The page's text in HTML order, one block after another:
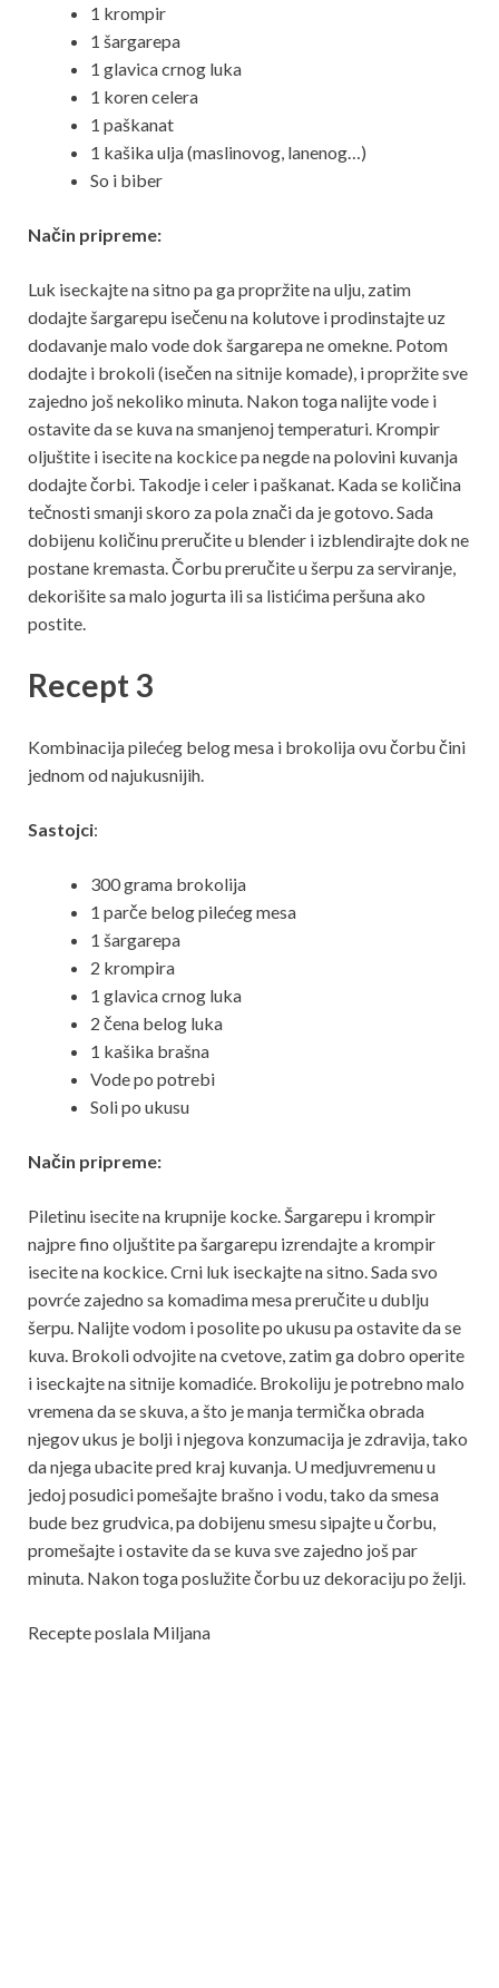
1 krompir
1 šargarepa
1 glavica crnog luka
1 koren celera
1 paškanat
1 kašika ulja (maslinovog, lanenog…)
So i biber
Način pripreme:
Luk iseckajte na sitno pa ga propržite na ulju, zatim
dodajte šargarepu isečenu na kolutove i prodinstajte uz
dodavanje malo vode dok šargarepa ne omekne. Potom
dodajte i brokoli (isečen na sitnije komade), i propržite sve
zajedno još nekoliko minuta. Nakon toga nalijte vode i
ostavite da se kuva na smanjenoj temperaturi. Krompir
oljuštite i isecite na kockice pa negde na polovini kuvanja
dodajte čorbi. Takodje i celer i paškanat. Kada se količina
tečnosti smanji skoro za pola znači da je gotovo. Sada
dobijenu količinu preručite u blender i izblendirajte dok ne
postane kremasta. Čorbu preručite u šerpu za serviranje,
dekorišite sa malo jogurta ili sa listićima peršuna ako
postite.
Recept 3
Kombinacija pilećeg belog mesa i brokolija ovu čorbu čini
jednom od najukusnijih.
Sastojci:
300 grama brokolija
1 parče belog pilećeg mesa
1 šargarepa
2 krompira
1 glavica crnog luka
2 čena belog luka
1 kašika brašna
Vode po potrebi
Soli po ukusu
Način pripreme:
Piletinu isecite na krupnije kocke. Šargarepu i krompir
najpre fino oljuštite pa šargarepu izrendajte a krompir
isecite na kockice. Crni luk iseckajte na sitno. Sada svo
povrće zajedno sa komadima mesa preručite u dublju
šerpu. Nalijte vodom i posolite po ukusu pa ostavite da se
kuva. Brokoli odvojite na cvetove, zatim ga dobro operite
i iseckajte na sitnije komadiće. Brokoliju je potrebno malo
vremena da se skuva, a što je manja termička obrada
njegov ukus je bolji i njegova konzumacija je zdravija, tako
da njega ubacite pred kraj kuvanja. U medjuvremenu u
jedoj posudici pomešajte brašno i vodu, tako da smesa
bude bez grudvica, pa dobijenu smesu sipajte u čorbu,
promešajte i ostavite da se kuva sve zajedno još par
minuta. Nakon toga poslužite čorbu uz dekoraciju po želji.
Recepte poslala Miljana